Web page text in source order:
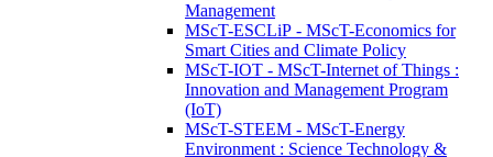
Management
MScT-ESCLiP - MScT-Economics for
Smart Cities and Climate Policy
MScT-IOT - MScT-Internet of Things :
Innovation and Management Program
(IoT)
MScT-STEEM - MScT-Energy
Environment : Science Technology &